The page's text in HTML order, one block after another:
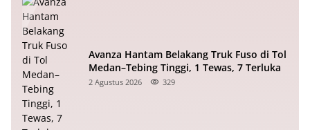
Avanza Hantam Belakang Truk Fuso di Tol
Medan–Tebing Tinggi, 1 Tewas, 7 Terluka
2 Agustus 2026 329